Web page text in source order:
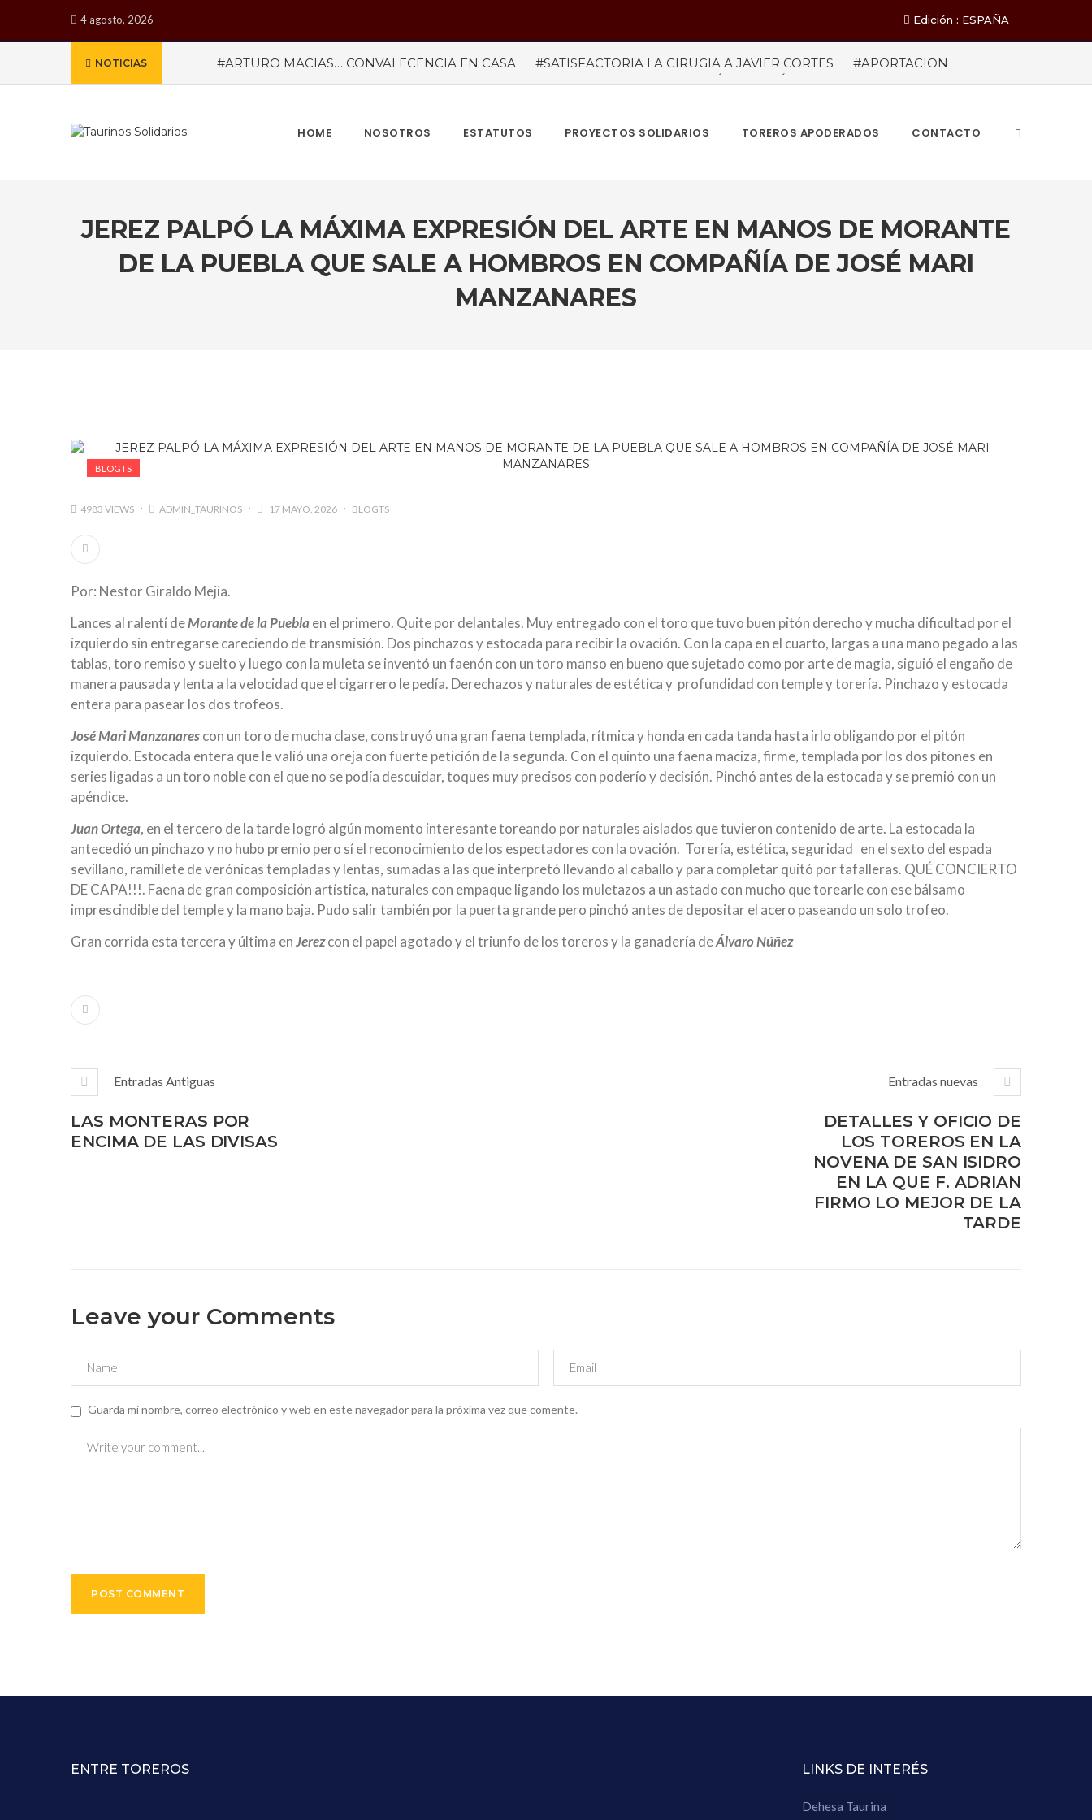
4 agosto, 2026 Edición : ESPAÑA
NOTICIAS #ARTURO MACIAS… CONVALECENCIA EN CASA #SATISFACTORIA LA CIRUGIA A JAVIER CORTES
#APORTACION
#“LAS VENTAS” ROZÓ EL MILLÓN DE ASISTENTES Las cifras
#LA COLOMBIA TAURINA SE VISTE DE LUCES EN BOGOTA
HOME NOSOTROS ESTATUTOS PROYECTOS SOLIDARIOS TOREROS APODERADOS CONTACTO
JEREZ PALPÓ LA MÁXIMA EXPRESIÓN DEL ARTE EN MANOS DE MORANTE
DE LA PUEBLA QUE SALE A HOMBROS EN COMPAÑÍA DE JOSÉ MARI
MANZANARES
BLOGTS
4983 VIEWS ADMIN_TAURINOS 17 MAYO, 2026 BLOGTS
Por: Nestor Giraldo Mejia.
Lances al ralentí deMorantede la Pueblaen el primero. Quite por delantales. Muy entregado con el toro que tuvo buen pitón derecho y mucha dificultad por el
izquierdo sin entregarse careciendo de transmisión. Dos pinchazos y estocada para recibir la ovación. Con la capa en el cuarto, largas a una mano pegado a las
tablas, toro remiso y suelto y luego con la muleta se inventó un faenón con un toro manso en bueno que sujetado como por arte de magia, siguió el engaño de
manera pausada y lenta a la velocidad que el cigarrero le pedía. Derechazos y naturales de estética y profundidad con temple y torería. Pinchazo y estocada
entera para pasear los dos trofeos.
José Mari Manzanarescon un toro de mucha clase, construyó una gran faena templada, rítmica y honda en cada tanda hasta irlo obligando por el pitón
izquierdo. Estocada entera que le valió una oreja con fuerte petición de la segunda. Con el quinto una faena maciza, firme, templada por los dos pitones en
series ligadas a un toro noble con el que no se podía descuidar, toques muy precisos con poderío y decisión. Pinchó antes de la estocada y se premió con un
apéndice.
Juan Ortega, en el tercero de la tarde logró algún momento interesante toreando por naturales aislados que tuvieron contenido de arte. La estocada la
antecedió un pinchazo y no hubo premio pero sí el reconocimiento de los espectadores con la ovación. Torería, estética, seguridad en el sexto del espada
sevillano, ramillete de verónicas templadas y lentas, sumadas a las que interpretó llevando al caballo y para completar quitó por tafalleras. QUÉ CONCIERTO
DE CAPA!!!. Faena de gran composición artística, naturales con empaque ligando los muletazos a un astado con mucho que torearle con ese bálsamo
imprescindible del temple y la mano baja. Pudo salir también por la puerta grande pero pinchó antes de depositar el acero paseando un solo trofeo.
Gran corrida esta tercera y última enJerezcon el papel agotado y el triunfo de los toreros y la ganadería deÁlvaro Núñez
Entradas Antiguas
LAS MONTERAS POR
ENCIMA DE LAS DIVISAS
Entradas nuevas
DETALLES Y OFICIO DE
LOS TOREROS EN LA
NOVENA DE SAN ISIDRO
EN LA QUE F. ADRIAN
FIRMO LO MEJOR DE LA
TARDE
Leave your Comments
Guarda mi nombre, correo electrónico y web en este navegador para la próxima vez que comente.
ENTRE TOREROS LINKS DE INTERÉS
Dehesa Taurina